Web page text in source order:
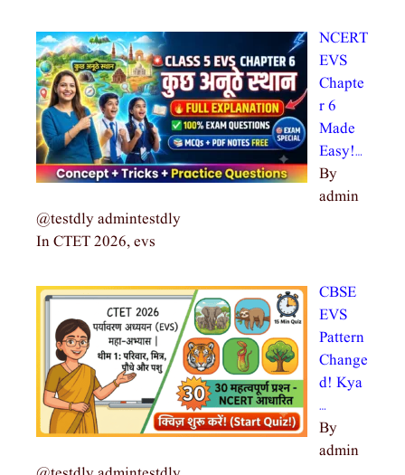
NCERT
EVS
Chapte
r 6
Made
Easy!…
By
admin
@testdly admintestdly
In CTET 2026, evs
CBSE
EVS
Pattern
Change
d! Kya
…
By
admin